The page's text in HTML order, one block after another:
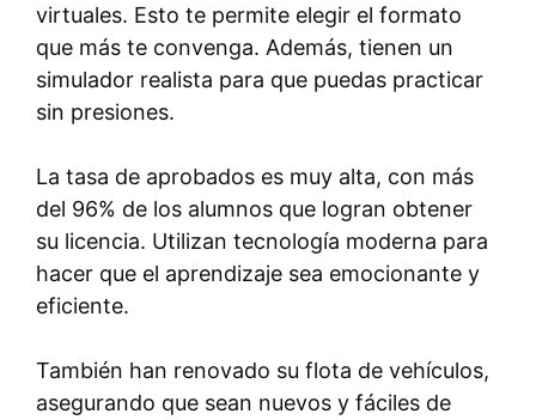
virtuales. Esto te permite elegir el formato
que más te convenga. Además, tienen un
simulador realista para que puedas practicar
sin presiones.
La tasa de aprobados es muy alta, con más
del 96% de los alumnos que logran obtener
su licencia. Utilizan tecnología moderna para
hacer que el aprendizaje sea emocionante y
eficiente.
También han renovado su flota de vehículos,
asegurando que sean nuevos y fáciles de